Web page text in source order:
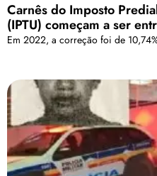
Carnês do Imposto
(IPTU) começam a ser
Em 2022, a correção foi de